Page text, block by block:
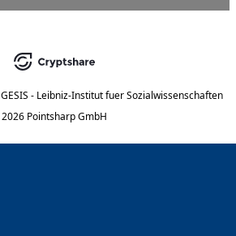
GESIS - Leibniz-Institut fuer Sozialwissenschaften
2026 Pointsharp GmbH